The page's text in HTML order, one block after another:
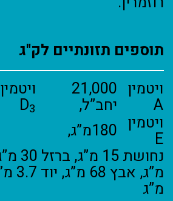
תוספים תזונתיים לק"ג
ויטמין
A
21,000
יחב”ל,
ויטמין
D3
ויטמין
E
180מ”ג,
מ”ג